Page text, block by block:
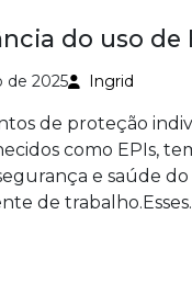
do uso de
de 2025 Ingrid
de proteção
como EPIs,
e saúde
de